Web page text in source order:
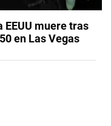
muere tras
en Las Vegas